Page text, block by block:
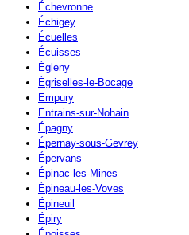
Échevronne
Échigey
Écuelles
Écuisses
Égleny
Égriselles-le-Bocage
Empury
Entrains-sur-Nohain
Épagny
Épernay-sous-Gevrey
Épervans
Épinac-les-Mines
Épineau-les-Voves
Épineuil
Épiry